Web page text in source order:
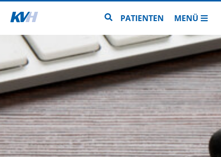
Zur Startseite Zur Seitensuche
PATIENTEN MENÜ